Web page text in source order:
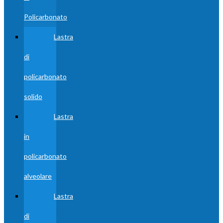
Policarbonato
Lastra
di
policarbonato
solido
Lastra
in
policarbonato
alveolare
Lastra
di